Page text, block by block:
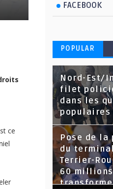
ce
FACEBOOK
POPULAR
Nord-Est/
filet
dans les
populaires
Pose de la
du
Terrier-
60 millions